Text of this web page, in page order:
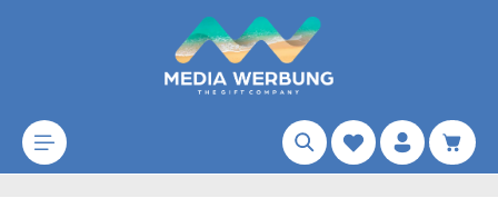
Zum Hauptinhalt springen
Merkzettel